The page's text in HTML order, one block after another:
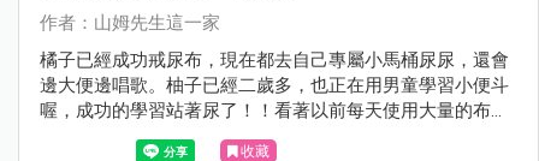
作者：山姆先生這一家
橘子已經成功戒尿布，現在都去自己專屬小馬桶尿尿，還會
邊大便邊唱歌。柚子已經二歲多，也正在用男童學習小便斗
喔，成功的學習站著尿了！！看著以前每天使用大量的布布
慢慢的減少中，就覺得開心！
收藏